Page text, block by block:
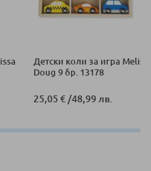
Детски коли за игра
Doug 9 бр. 13178
25,05 €/48,99 лв.